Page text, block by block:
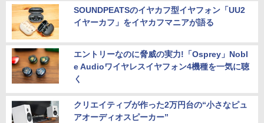
SOUNDPEATSのイヤカフ型イヤフォン「UU2
イヤーカフ」をイヤカフマニアが語る
エントリーなのに脅威の実力!「Osprey」Nobl
e Audioワイヤレスイヤフォン4機種を一気に聴
く
クリエイティブが作った2万円台の“小さなピュ
アオーディオスピーカー”